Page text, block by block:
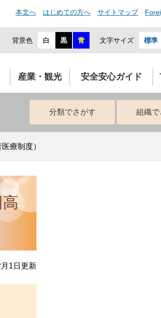
本文へ はじめての方へ サイトマップ
背景色 白 黒 青 文字サイズ 標準
産業・観光 安全安心ガイド
分類でさがす 組織
療制度）
1日更新